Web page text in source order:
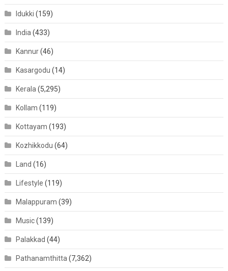
Idukki (159)
India(433)
Kannur(46)
Kasargodu (14)
Kerala(5,295)
Kollam (119)
Kottayam (193)
Kozhikkodu (64)
Land (16)
Lifestyle (119)
Malappuram (39)
Music(139)
Palakkad (44)
Pathanamthitta(7,362)